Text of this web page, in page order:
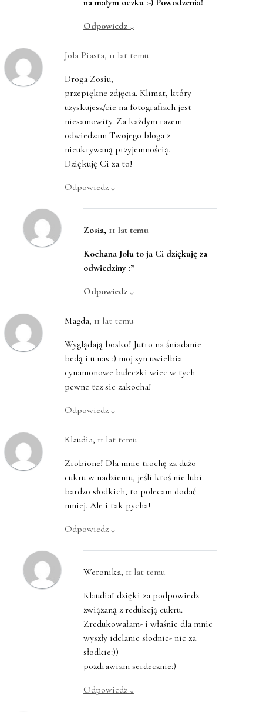
Odpowiedz ↓
Jola Piasta, 11 lat temu
Droga Zosiu,
przepiękne zdjęcia. Klimat, który
uzyskujesz/cie na fotografiach jest
niesamowity. Za każdym razem
odwiedzam Twojego bloga z
nieukrywaną przyjemnością.
Dziękuję Ci za to!
Odpowiedz ↓
Zosia, 11 lat temu
Kochana Jolu to ja Ci dziękuję za
odwiedziny :*
Odpowiedz ↓
Magda, 11 lat temu
Wyglądają bosko! Jutro na śniadanie
bedą i u nas :) moj syn uwielbia
cynamonowe bułeczki wiec w tych
pewne tez sie zakocha!
Odpowiedz ↓
Klaudia, 11 lat temu
Zrobione! Dla mnie trochę za dużo
cukru w nadzieniu, jeśli ktoś nie lubi
bardzo słodkich, to polecam dodać
mniej. Ale i tak pycha!
Odpowiedz ↓
Weronika, 11 lat temu
Klaudia! dzięki za podpowiedz –
związaną z redukcją cukru.
Zredukowałam- i właśnie dla mnie
wyszły idelanie słodnie- nie za
słodkie:))
pozdrawiam serdecznie:)
Odpowiedz ↓